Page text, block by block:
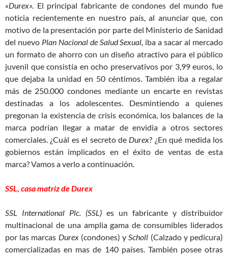
«Durex». El principal fabricante de condones del mundo fue
noticia recientemente en nuestro país, al anunciar que, con
motivo de la presentación por parte del Ministerio de Sanidad
del nuevo Plan Nacional de Salud Sexual, iba a sacar al mercado
un formato de ahorro con un diseño atractivo para el público
juvenil que consistía en ocho preservativos por 3,99 euros, lo
que dejaba la unidad en 50 céntimos. También iba a regalar
más de 250.000 condones mediante un encarte en revistas
destinadas a los adolescentes. Desmintiendo a quienes
pregonan la existencia de crisis económica, los balances de la
marca podrían llegar a matar de envidia a otros sectores
comerciales. ¿Cuál es el secreto de Durex? ¿En qué medida los
gobiernos están implicados en el éxito de ventas de esta
marca? Vamos a verlo a continuación.
SSL, casa matriz de Durex
SSL International Plc. (SSL) es un fabricante y distribuidor
multinacional de una amplia gama de consumibles liderados
por las marcas Durex(condones) yScholl (Calzado y pedicura)
comercializadas en mas de 140 países. También posee otras